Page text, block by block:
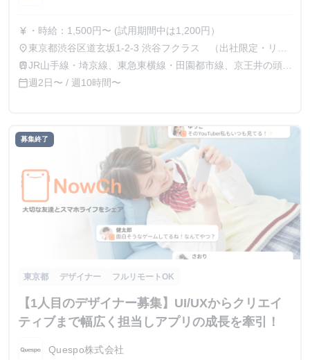
currency_yen ・時給：1,500円〜 (試用期間中は1,200円）
place東京都渋谷区道玄坂1-2-3 渋谷フクラス （出社限定・リモ
ート不可）
trainJR山手線・埼京線、東急東横線・田園都市線、京王井の頭
線、地下鉄銀座線・半蔵門線の渋谷駅より徒歩1分
calendar_today週2日〜 / 週10時間〜
募集終了
東京都 デザイナー フルリモートOK
【1人目のデザイナー募集】UI/UXからクリエイ
ティブまで幅広く担当しアプリの成長を牽引！
Quespo株式会社